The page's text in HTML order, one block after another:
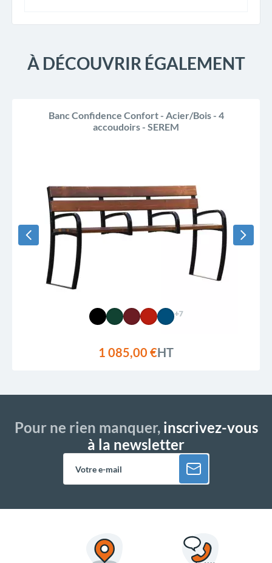
À DÉCOUVRIR ÉGALEMENT
Banc Confidence Confort - Acier/Bois - 4
accoudoirs - SEREM
+7
1 085,00 €HT
Pour ne rien manquer,inscrivez-vous
à la newsletter